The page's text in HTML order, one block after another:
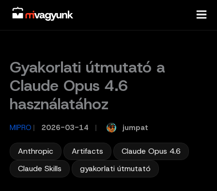
Skip
content
Gyakorlati útmutató a
Claude Opus 4.6
használatához
MIPRO / 2026-03-14 jumpat
Anthropic Artifacts Claude Opus 4.6
Claude Skills
gyakorlati útmutató